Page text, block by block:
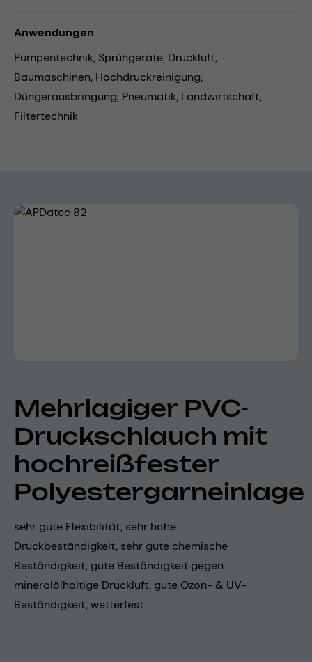
Anwendungen
Pumpentechnik, Sprühgeräte, Druckluft,
Baumaschinen, Hochdruckreinigung,
Düngerausbringung, Pneumatik, Landwirtschaft,
Filtertechnik
Bildergalerie überspringen
Mehrlagiger PVC-
Druckschlauch mit
hochreißfester
Polyestergarneinlage
sehr gute Flexibilität, sehr hohe
Druckbeständigkeit, sehr gute chemische
Beständigkeit, gute Beständigkeit gegen
mineralölhaltige Druckluft, gute Ozon- & UV-
Beständigkeit, wetterfest